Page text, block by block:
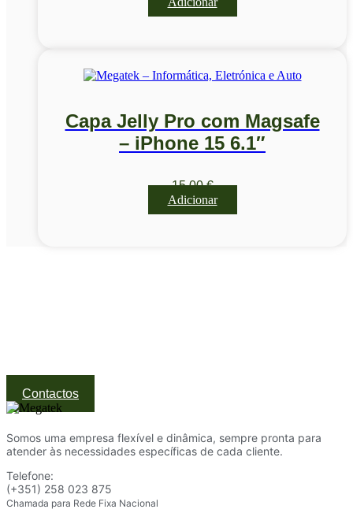
Capa Jelly Pro com Magsafe
– iPhone 15 6.1″
15,00€
Adicionar
Contactos
Somos uma empresa flexível e dinâmica, sempre pronta para
atender às necessidades específicas de cada cliente.
Telefone:
(+351) 258 023 875
Chamada para Rede Fixa Nacional